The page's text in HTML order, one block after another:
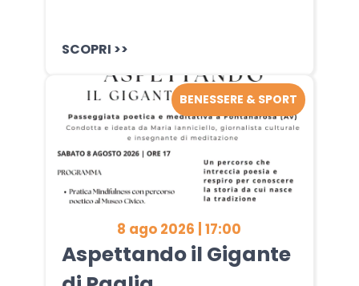
SCOPRI >>
8 ago 2026 | 17:00
Aspettando il Gigante
BENESSERE & SPORT